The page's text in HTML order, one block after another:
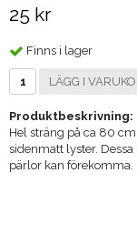
25 kr
Finns i lager
LÄGG I
Produktbeskrivning:
Hel sträng på ca 80
sidenmatt lyster.
pärlor kan förekomma.